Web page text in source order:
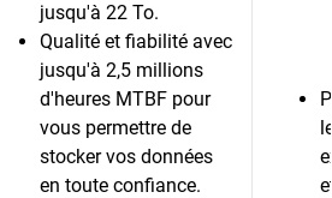
jusqu'à 22 To.
Qualité et fiabilité avec
jusqu'à 2,5 millions
d'heures MTBF pour
vous permettre de
stocker vos données
en toute confiance.